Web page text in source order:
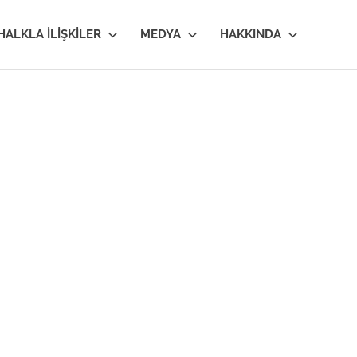
HALKLA İLIŞKILER MEDYA HAKKINDA